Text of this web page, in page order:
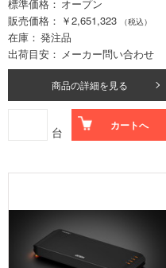
標準価格
オープン
販売価格
￥2,651,323 （税込）
在庫
発注品
出荷目安
メーカー問い合わせ
商品の詳細を見る
台 カートへ